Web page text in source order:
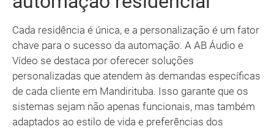
Cada residência é única, e a personalização é um fator
chave para o sucesso da automação. A AB Áudio e
Vídeo se destaca por oferecer soluções
personalizadas que atendem às demandas específicas
de cada cliente em Mandirituba. Isso garante que os
sistemas sejam não apenas funcionais, mas também
adaptados ao estilo de vida e preferências dos